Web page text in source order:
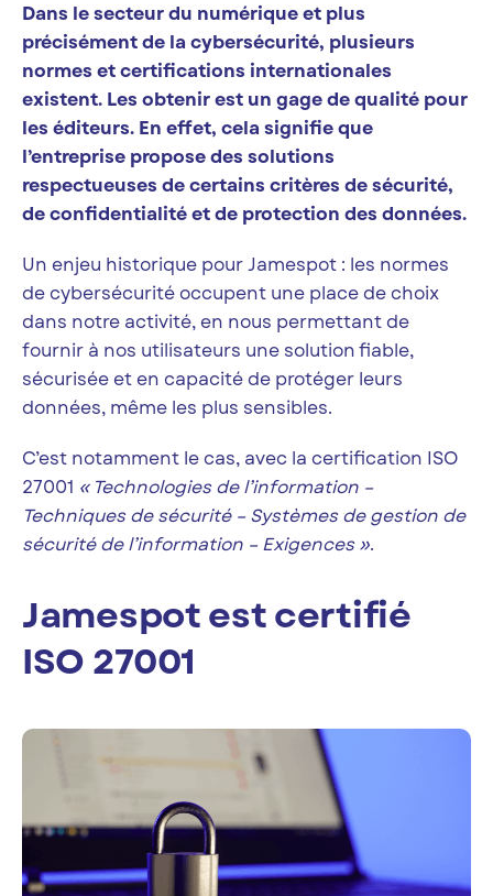
Dans le secteur du numérique et plus
précisément de la cybersécurité, plusieurs
normes et certifications internationales
existent. Les obtenir est un gage de qualité pour
les éditeurs. En effet, cela signifie que
l’entreprise propose des solutions
respectueuses de certains critères de sécurité,
de confidentialité et de protection des données.
Un enjeu historique pour Jamespot : les normes
de cybersécurité occupent une place de choix
dans notre activité, en nous permettant de
fournir à nos utilisateurs une solution fiable,
sécurisée et en capacité de protéger leurs
données, même les plus sensibles.
C’est notamment le cas, avec la certification ISO
27001 « Technologies de l’information –
Techniques de sécurité – Systèmes de gestion de
sécurité de l’information – Exigences ».
Jamespot est certifié
ISO 27001